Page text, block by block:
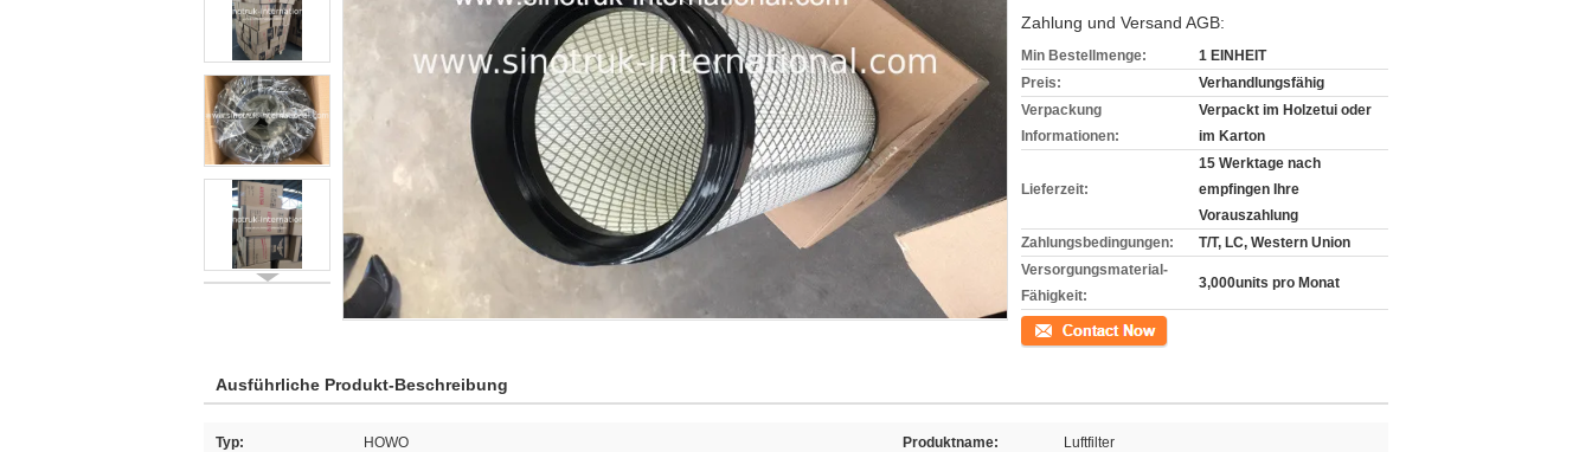
Zahlung und Versand AGB:
Min Bestellmenge:
1 EINHEIT
Preis:
Verhandlungsfähig
Verpackung
Informationen:
Verpackt im Holzetui oder
im Karton
Lieferzeit:
15 Werktage nach
empfingen Ihre
Vorauszahlung
Zahlungsbedingungen:
T/T, LC, Western Union
Versorgungsmaterial-
Fähigkeit:
3,000units pro Monat
Kontakt
Ausführliche Produkt-Beschreibung
Typ: HOWO Produktname: Luftfilter